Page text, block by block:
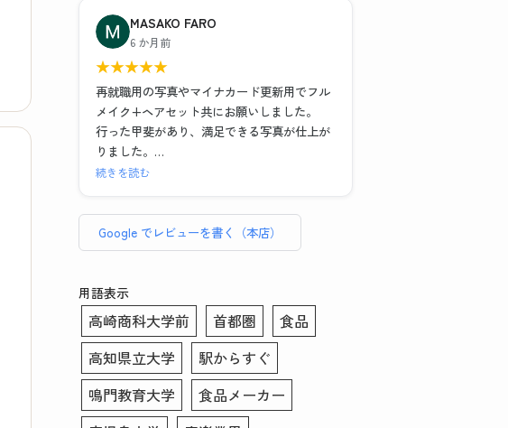
眉ラインをクレンジングシートで落としまし
た)
また、メイク＆ヘアセットもお任せでとにか
く納得のいく写真が欲しい！という場合は1時
間以上かけてがっつりやってくださるので撮
影後に予定入れる場合は余裕もった方がいい
と思いました！
にも答えていただきとても為になりました。
また写真撮影の時に顔の角度や傾き、服や髪
の毛の乱れなどもその場で直していただいた
のでインスタント証明写真機とは全く違う映
り方になりました。修正も細かいところまで
丁寧に手作業でやっていただいてとても満足
のいく仕上がりになりました。写真を選ぶ際
や表情などのアドバイスもあったので初めて
の方にもおすすめです。データも複数背景の
だけるので助かりました。この度はありがと
うございました！！
MASAKO FARO
6 か月前
★★★★★
再就職用の写真やマイナカード更新用でフル
メイク+ヘアセット共にお願いしました。
行った甲斐があり、満足できる写真が仕上が
りました。
セット、写真6枚、写真データ送付で約
ば数百円・・・決して安くはありません。し
かしとても気づきのある貴重な体験でした。
総じてリーズナブルと言えます。
普段被写体になることがなく、スーツ姿にな
る事も滅多にない私、どんな写真写りになる
のかイメージがわかずにいました。
そのような者でも、メイクさんとカメラマン
さんお二方は丁寧に話を聞き出し、素敵な写
真を撮りましょうと寄り添って下さいまし
た。
続きを読む
Google でレビューを書く（本店）
用語表示
高崎商科大学前 首都圏
食品
高知県立大学
駅からすぐ
鳴門教育大学
食品メーカー